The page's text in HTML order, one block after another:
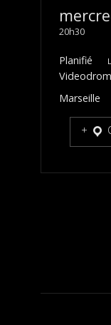
20h30
Planifié
Marseille